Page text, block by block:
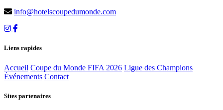
info@hotelscoupedumonde.com
Liens rapides
Accueil Coupe du Monde FIFA 2026 Ligue des Champions
Événements Contact
Sites partenaires